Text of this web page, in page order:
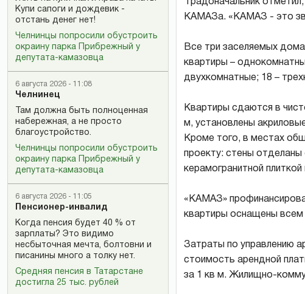
Купи сапоги и дождевик -
отстань денег нет!
Челнинцы попросили обустроить
окраину парка Прибрежный у
депутата-камазовца
6 августа 2026 - 11:08
Челнинец
Там должна быть полноценная
набережная, а не просто
благоустройство.
Челнинцы попросили обустроить
окраину парка Прибрежный у
депутата-камазовца
6 августа 2026 - 11:05
Пенсионер-инвалид
Когда пенсия будет 40 % от
зарплаты? Это видимо
несбыточная мечта, болтовни и
писанины много а толку нет.
Средняя пенсия в Татарстане
достигла 25 тыс. рублей
КАМАЗа. «КАМАЗ - это
Все три заселяемых
квартиры –
двухкомнатные; 18 –
Квартиры сдаются в
м, установлены
Кроме того, в местах
проекту: стены отделаны
керамогранитной
«КАМАЗ»
квартиры оснащены
Затраты по управлению
стоимость арендной
за 1 кв м. Жилищно-